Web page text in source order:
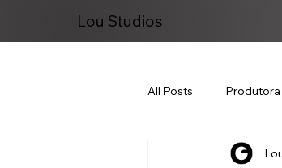
Lou Studios
All Posts
Marketing Digital